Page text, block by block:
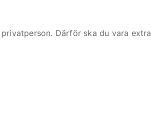
Därför ska du vara extra